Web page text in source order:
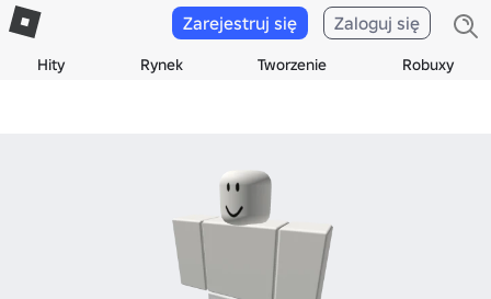
Hity Rynek Tworzenie Robuxy
Zarejestruj się Zaloguj się